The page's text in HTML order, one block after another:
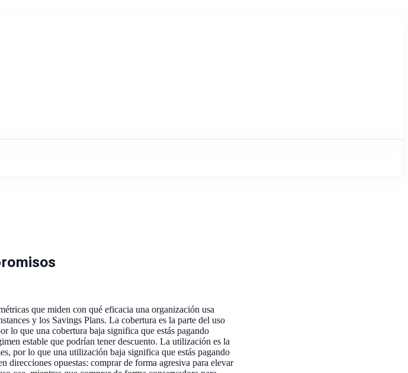
que miden con qué eficacia una organización usa
y los Savings Plans. La cobertura es la parte del uso
lo que una cobertura baja significa que estás pagando
estable que podrían tener descuento. La utilización es la
por lo que una utilización baja significa que estás pagando
direcciones opuestas: comprar de forma agresiva para elevar